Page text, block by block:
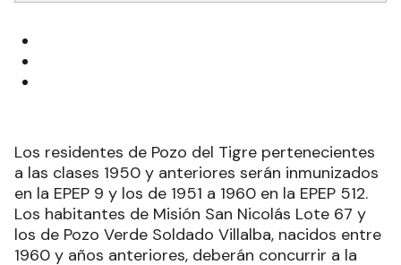
Los residentes de Pozo del Tigre pertenecientes
a las clases 1950 y anteriores serán inmunizados
en la EPEP 9 y los de 1951 a 1960 en la EPEP 512.
Los habitantes de Misión San Nicolás Lote 67 y
los de Pozo Verde Soldado Villalba, nacidos entre
1960 y años anteriores, deberán concurrir a la